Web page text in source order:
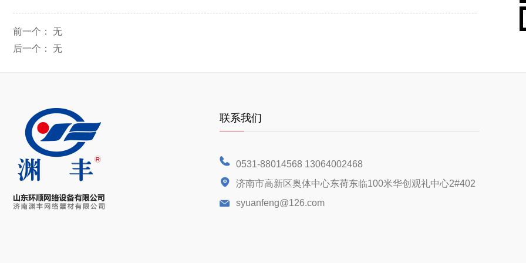
前一个：
无
后一个：
无
联系我们
0531-88014568 13064002468
济南市高新区奥体中心东荷东临100米华创观礼中心2#402
syuanfeng@126.com
400xxx8888
中国北京市东城区某某大厦8-88室
name@example.xxx